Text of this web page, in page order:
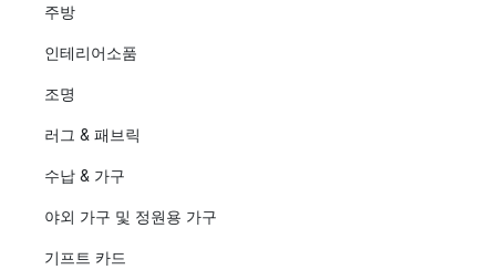
주방
인테리어소품
조명
러그 & 패브릭
수납 & 가구
야외 가구 및 정원용 가구
기프트 카드